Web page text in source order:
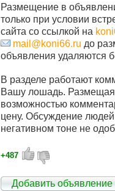
Размещение в
только при условии
сайта со ссылкой на
mail@koni66.ru до
объявления удаляются
В разделе работают
Вашу лошадь. Размещая
возможностью
цену. Обсуждение
негативном тоне не
+487
Добавить объявление